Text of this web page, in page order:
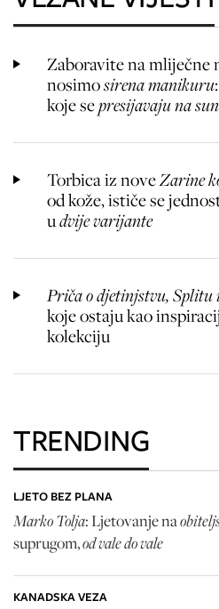
Zaboravite na mliječne
nosimosirena manikuru
koje sepresijavaju na
Torbica iz noveZarine
od kože, ističe se
udvije varijante
Priča o djetinjstvu, Splitu
koje ostaju kao
kolekciju
TRENDING
LJETO BEZ PLANA
Marko Tolja: Ljetovanje na
suprugom,od vale do vale
KANADSKA VEZA